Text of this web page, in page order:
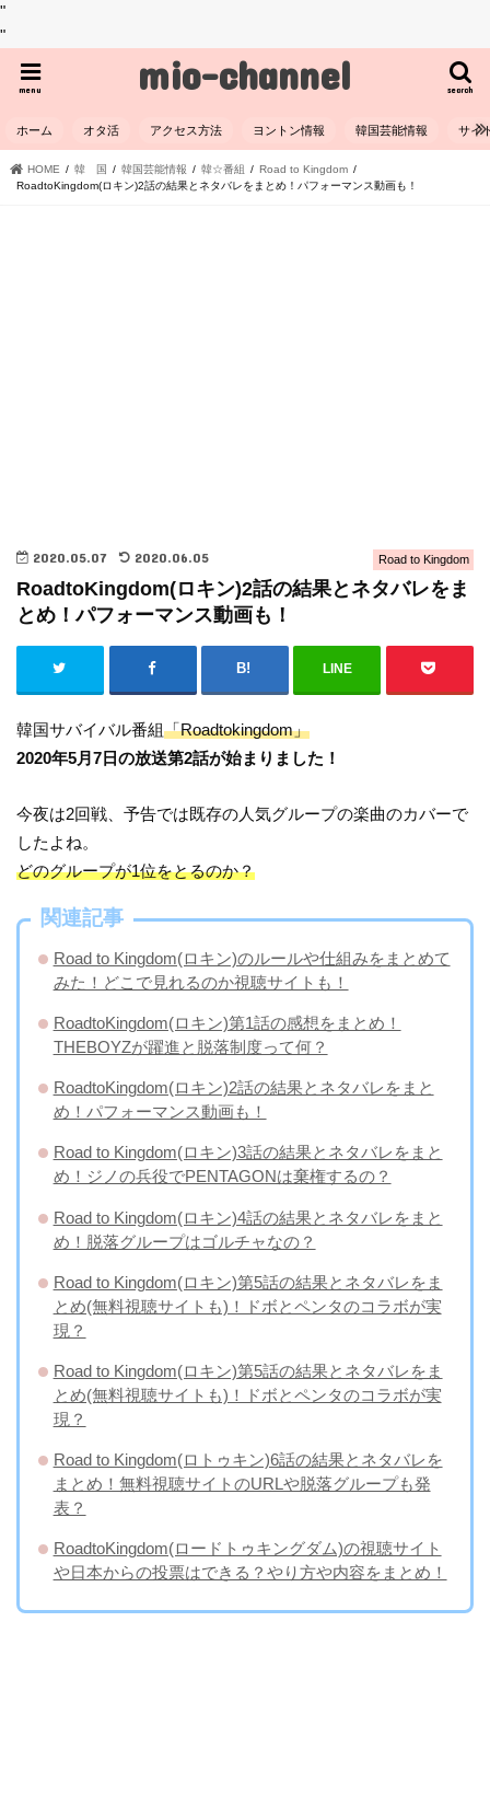
"
"
mio-channel search
menu
ホーム オタ活 アクセス方法 ヨントン情報 韓国芸能情報 サイ
HOME 韓 国 韓国芸能情報 韓☆番組
Road to Kingdom
RoadtoKingdom(ロキン)2話の結果とネタバレをまとめ！パフォーマンス動画も！
Road to Kingdom
2020.05.07 2020.06.05
RoadtoKingdom(ロキン)2話の結果とネタバレをま
とめ！パフォーマンス動画も！
LINE
韓国サバイバル番組「Roadtokingdom」
2020年5月7日の放送第2話が始まりました！
今夜は2回戦、予告では既存の人気グループの楽曲のカバーで
したよね。
どのグループが1位をとるのか？
関連記事
Road to Kingdom(ロキン)のルールや仕組みをまとめて
みた！どこで見れるのか視聴サイトも！
RoadtoKingdom(ロキン)第1話の感想をまとめ！
THEBOYZが躍進と脱落制度って何？
RoadtoKingdom(ロキン)2話の結果とネタバレをまと
め！パフォーマンス動画も！
Road to Kingdom(ロキン)3話の結果とネタバレをまと
め！ジノの兵役でPENTAGONは棄権するの？
Road to Kingdom(ロキン)4話の結果とネタバレをまと
め！脱落グループはゴルチャなの？
Road to Kingdom(ロキン)第5話の結果とネタバレをま
とめ(無料視聴サイトも)！ドボとペンタのコラボが実
現？
Road to Kingdom(ロキン)第5話の結果とネタバレをま
とめ(無料視聴サイトも)！ドボとペンタのコラボが実
現？
Road to Kingdom(ロトゥキン)6話の結果とネタバレを
まとめ！無料視聴サイトのURLや脱落グループも発
表？
RoadtoKingdom(ロードトゥキングダム)の視聴サイト
や日本からの投票はできる？やり方や内容をまとめ！